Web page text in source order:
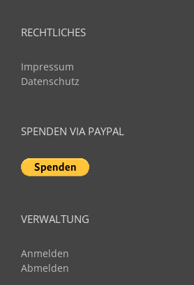
RECHTLICHES
Impressum
Datenschutz
SPENDEN VIA PAYPAL
VERWALTUNG
Anmelden
Abmelden